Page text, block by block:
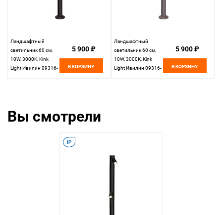
Ландшафтный
светильник 60 см,
10W, 3000K, Kink
Light Ивилин 09316-
5 900 ₽
В КОРЗИНУ
Ландшафтный
светильник 60 см,
10W, 3000K, Kink
Light Ивилин 09316-
5 900 ₽
В КОРЗИНУ
Вы смотрели
IP